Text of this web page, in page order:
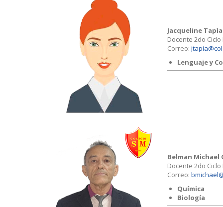
Jacqueline Tapìa
Docente 2do
Correo:
Lenguaje y
Belman Michael
Docente 2do
Correo:
Química
Biología